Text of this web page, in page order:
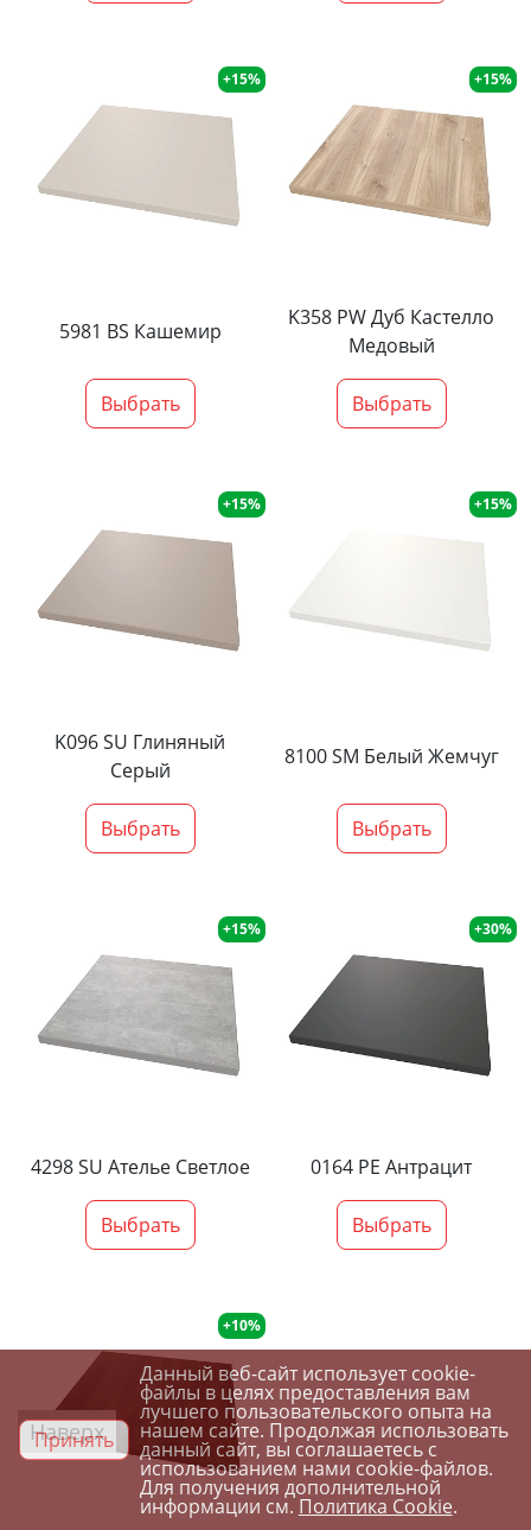
+15%
5981 BS Кашемир
Выбрать
+15%
K358 PW Дуб Кастелло
Медовый
Выбрать
+15%
K096 SU Глиняный
Серый
Выбрать
+15%
8100 SM Белый Жемчуг
Выбрать
+15%
4298 SU Ателье Светлое
Выбрать
+30%
0164 PE Антрацит
Выбрать
+10%
Наверх
Принять
Данный веб-сайт использует cookie-
файлы в целях предоставления вам
лучшего пользовательского опыта на
нашем сайте. Продолжая использовать
данный сайт, вы соглашаетесь с
использованием нами cookie-файлов.
Для получения дополнительной
информации см.Политика Cookie.